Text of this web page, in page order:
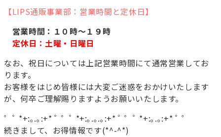
【LIPS通販事業部：営業時間と定休日】
営業時間：１０時～１９時
定休日：土曜・日曜日
なお、祝日については上記営業時間にて通常営業してお
ります。
お客様をはじめ皆様には大変ご迷惑をおかけいたします
が、何卒ご理解賜りますようお願いいたします。
゜ﾟ *+:｡.｡:+* ﾟ ゜ﾟ *+:｡.｡.｡:+* ﾟ ゜ﾟ *+:｡.｡:+* ﾟ ゜
続きまして、お得情報です(*^-^*)